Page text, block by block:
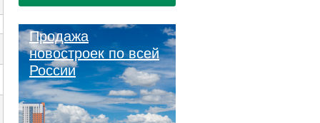
Продажа
новостроек по всей
России